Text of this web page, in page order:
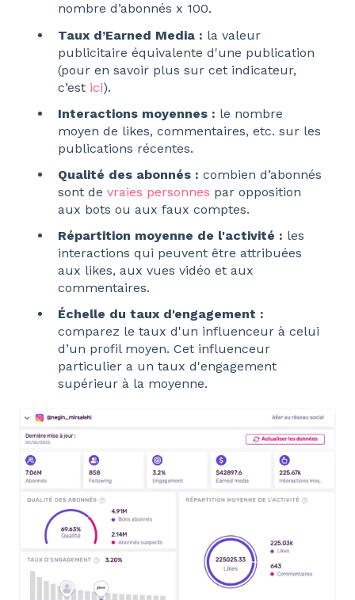
nombre d’abonnés x 100.
Taux d’Earned Media : la valeur
publicitaire équivalente d'une publication
(pour en savoir plus sur cet indicateur,
c’est ici).
Interactions moyennes : le nombre
moyen de likes, commentaires, etc. sur les
publications récentes.
Qualité des abonnés : combien d’abonnés
sont de vraies personnes par opposition
aux bots ou aux faux comptes.
Répartition moyenne de l'activité : les
interactions qui peuvent être attribuées
aux likes, aux vues vidéo et aux
commentaires.
Échelle du taux d'engagement :
comparez le taux d'un influenceur à celui
d’un profil moyen. Cet influenceur
particulier a un taux d'engagement
supérieur à la moyenne.